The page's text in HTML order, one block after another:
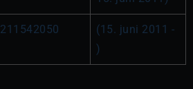
211542050
(15. juni 2011 -
)